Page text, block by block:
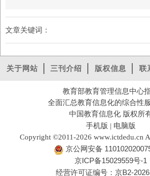
文章关键词：
关于网站 三刊介绍 版权信息 联
教育部教育管理信息中心
全面汇总教育信息化的综合性
中国教育信息化 版权所
手机版 | 电脑版
Copyright ©2011-2026 www.ictdedu.cn
京公网安备
京ICP备15029559号-1
经营许可证编号：京B2-